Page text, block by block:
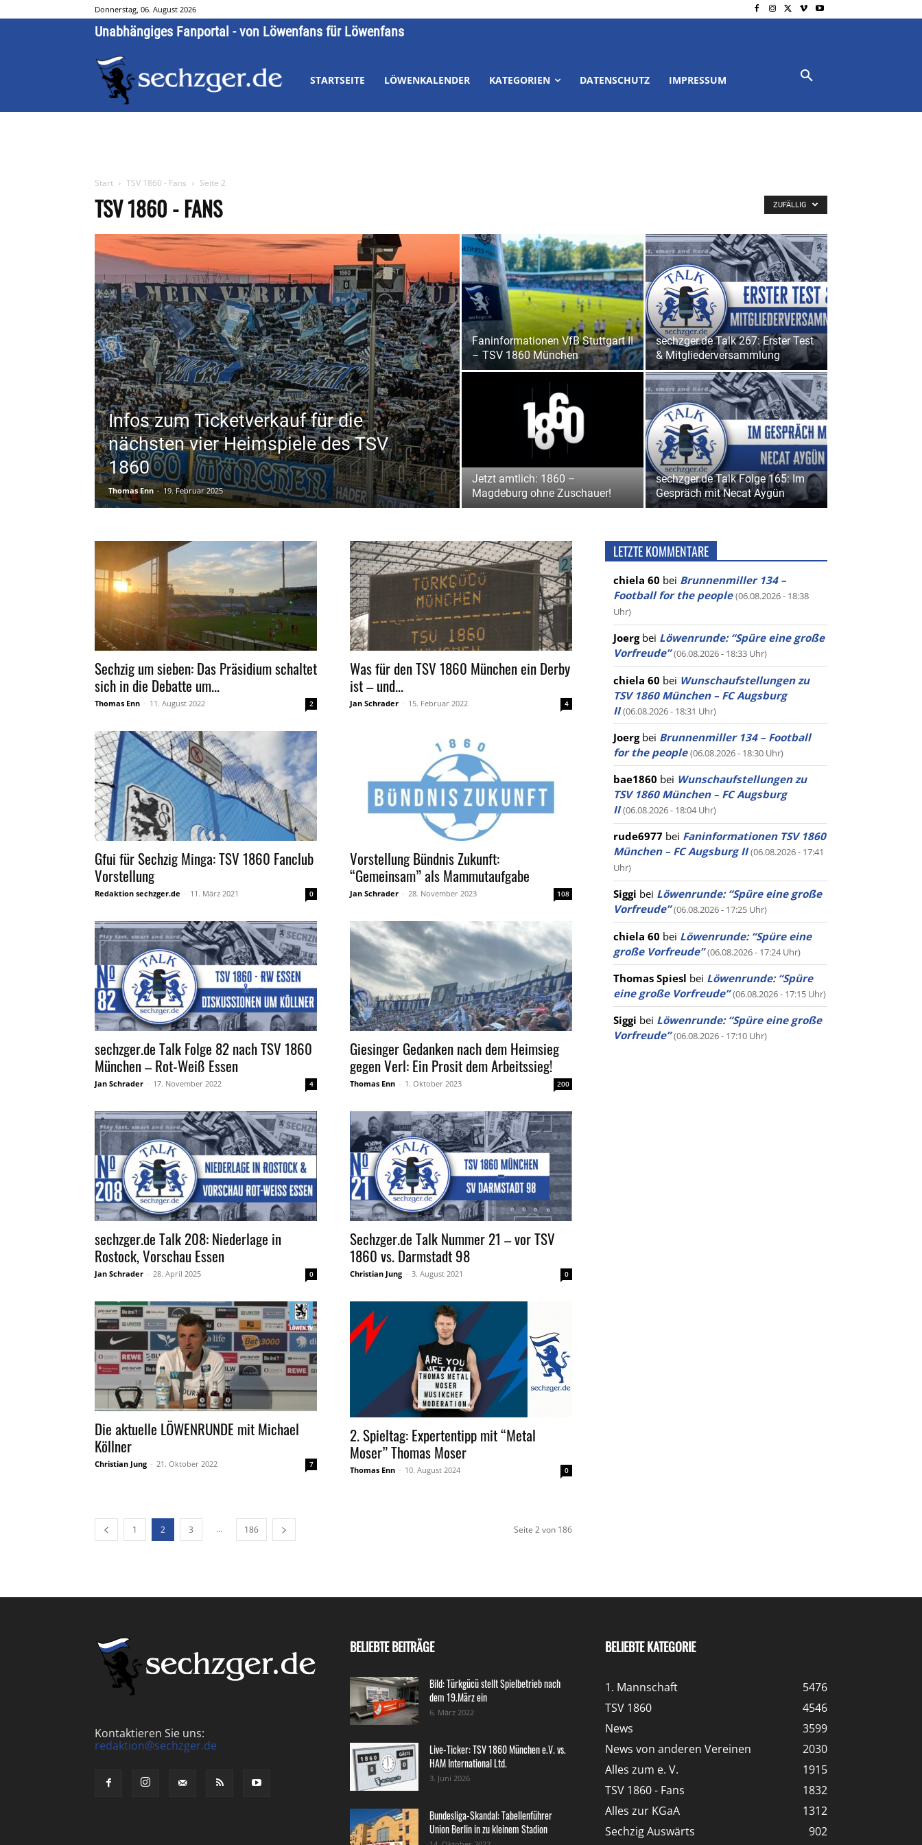
Donnerstag, 06. August 2026
Unabhängiges Fanportal - von Löwenfans für Löwenfans
STARTSEITE LÖWENKALENDER KATEGORIEN DATENSCHUTZ IMPRESSUM
Start TSV 1860 - Fans Seite 2
TSV 1860 - FANS ZUFÄLLIG
Infos zum Ticketverkauf für die
nächsten vier Heimspiele des TSV
1860
Thomas Enn - 19. Februar 2025
Faninformationen VfB Stuttgart II
– TSV 1860 München
sechzger.de Talk 267: Erster Test
& Mitgliederversammlung
Jetzt amtlich: 1860 –
Magdeburg ohne Zuschauer!
sechzger.de Talk Folge 165: Im
Gespräch mit Necat Aygün
Sechzig um sieben: Das Präsidium schaltet
sich in die Debatte um...
Thomas Enn - 11. August 2022 2
Was für den TSV 1860 München ein Derby
ist – und...
Jan Schrader - 15. Februar 2022 4
Gfui für Sechzig Minga: TSV 1860 Fanclub
Vorstellung
Redaktion sechzger.de - 11. März 2021 0
Vorstellung Bündnis Zukunft:
“Gemeinsam” als Mammutaufgabe
Jan Schrader - 28. November 2023 108
sechzger.de Talk Folge 82 nach TSV 1860
München – Rot-Weiß Essen
Jan Schrader - 17. November 2022 4
Giesinger Gedanken nach dem Heimsieg
gegen Verl: Ein Prosit dem Arbeitssieg!
Thomas Enn - 1. Oktober 2023 200
sechzger.de Talk 208: Niederlage in
Rostock, Vorschau Essen
Jan Schrader - 28. April 2025 0
Sechzger.de Talk Nummer 21 – vor TSV
1860 vs. Darmstadt 98
Christian Jung - 3. August 2021 0
Die aktuelle LÖWENRUNDE mit Michael
Köllner
Christian Jung - 21. Oktober 2022 7
2. Spieltag: Expertentipp mit “Metal
Moser” Thomas Moser
Thomas Enn - 10. August 2024 0
1 2 3 ... 186 Seite 2 von 186
LETZTE KOMMENTARE
chiela 60 bei Brunnenmiller 134 –
Football for the people (06.08.2026 - 18:38
Uhr)
Joergbei Löwenrunde: “Spüre eine große
Vorfreude” (06.08.2026 - 18:33 Uhr)
chiela 60 bei Wunschaufstellungen zu
TSV 1860 München – FC Augsburg
II (06.08.2026 - 18:31 Uhr)
Joergbei Brunnenmiller 134 – Football
for the people (06.08.2026 - 18:30 Uhr)
bae1860 bei Wunschaufstellungen zu
TSV 1860 München – FC Augsburg
II (06.08.2026 - 18:04 Uhr)
rude6977 bei Faninformationen TSV 1860
München – FC Augsburg II (06.08.2026 - 17:41
Uhr)
Siggi bei Löwenrunde: “Spüre eine große
Vorfreude” (06.08.2026 - 17:25 Uhr)
chiela 60 bei Löwenrunde: “Spüre eine
große Vorfreude” (06.08.2026 - 17:24 Uhr)
Thomas Spiesl bei Löwenrunde: “Spüre
eine große Vorfreude” (06.08.2026 - 17:15 Uhr)
Siggi bei Löwenrunde: “Spüre eine große
Vorfreude” (06.08.2026 - 17:10 Uhr)
Kontaktieren Sie uns:
redaktion@sechzger.de
BELIEBTE BEITRÄGE
Bild: Türkgücü stellt Spielbetrieb nach
dem 19.März ein
6. März 2022
Live-Ticker: TSV 1860 München e.V. vs.
HAM International Ltd.
3. Juni 2026
Bundesliga-Skandal: Tabellenführer
Union Berlin in zu kleinem Stadion
BELIEBTE KATEGORIE
1. Mannschaft
5476
TSV 1860
4546
News
3599
News von anderen Vereinen
2030
Alles zum e. V.
1915
TSV 1860 - Fans
1832
Alles zur KGaA
1312
Sechzig Auswärts
902